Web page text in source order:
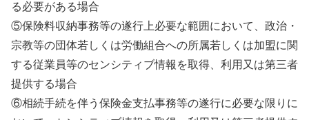
る必要がある場合
⑤保険料収納事務等の遂行上必要な範囲において、政治・
宗教等の団体若しくは労働組合への所属若しくは加盟に関
する従業員等のセンシティブ情報を取得、利用又は第三者
提供する場合
⑥相続手続を伴う保険金支払事務等の遂行に必要な限りに